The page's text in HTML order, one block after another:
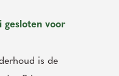
gesloten voor
is de